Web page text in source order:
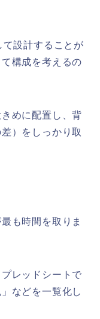
て設計することが
構成を考えるの
めに配置し、背
）をしっかり取
も時間を取りま
レッドシートで
などを一覧化し